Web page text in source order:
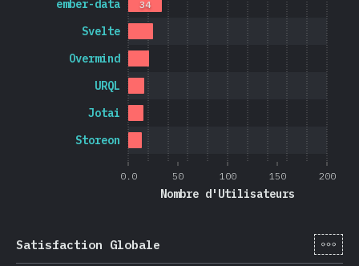
0.0 50 100 150 200
Nombre d'Utilisateurs
Storeon
Jotai
URQL
Overmind
Svelte
ember-data 34
Satisfaction Globale [fr-